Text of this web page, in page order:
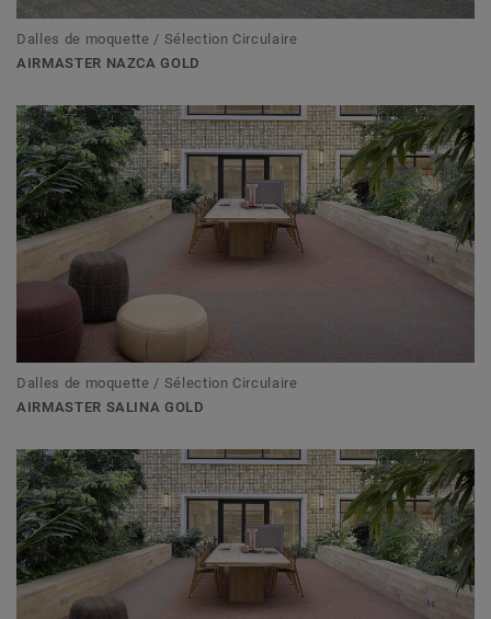
Dalles de moquette / Sélection Circulaire
AIRMASTER NAZCA GOLD
Dalles de moquette / Sélection Circulaire
AIRMASTER SALINA GOLD